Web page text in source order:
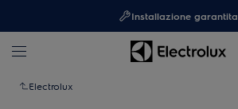
Installazione garantita
Electrolux